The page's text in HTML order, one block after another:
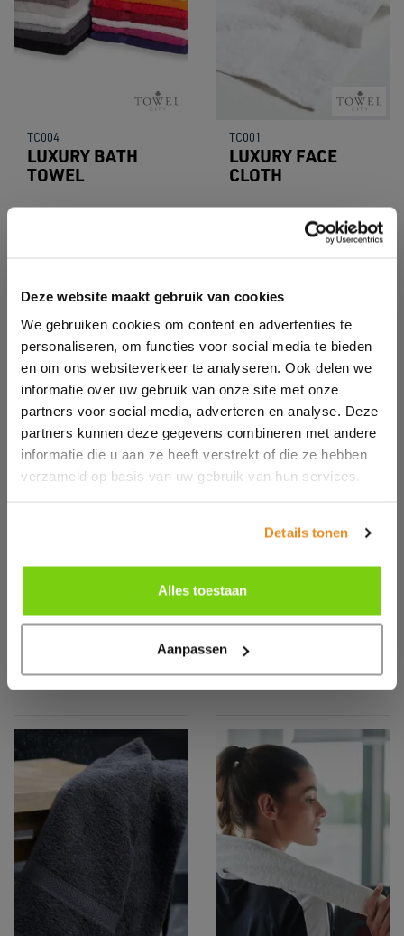
Deze website maakt gebruik van cookies
We gebruiken cookies om content en advertenties te
personaliseren, om functies voor social media te bieden
en om ons websiteverkeer te analyseren. Ook delen we
informatie over uw gebruik van onze site met onze
partners voor social media, adverteren en analyse. Deze
partners kunnen deze gegevens combineren met andere
informatie die u aan ze heeft verstrekt of die ze hebben
verzameld op basis van uw gebruik van hun services.
Details tonen
Alles toestaan
Aanpassen
TC004
LUXURY BATH
TOWEL
TC001
LUXURY FACE
CLOTH
TOWEL
LUXURY GUEST
TOWEL